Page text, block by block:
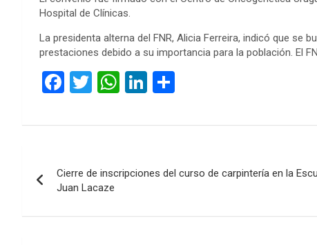
Hospital de Clínicas.
La presidenta alterna del FNR, Alicia Ferreira, indicó que
prestaciones debido a su importancia para la población. El
F
ce
o
o
k
T
tt
W
at
A
p
Li
ke
n
m
ar
de
entradas
Cierre de inscripciones del curso de carpintería en la
Juan Lacaze